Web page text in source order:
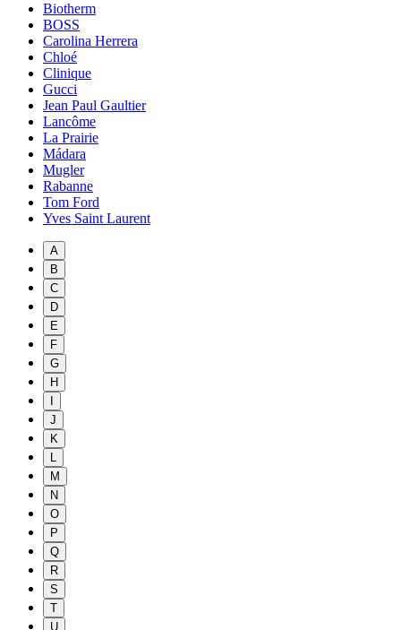
Biotherm
BOSS
Carolina Herrera
Chloé
Clinique
Gucci
Jean Paul Gaultier
Lancôme
La Prairie
Mádara
Mugler
Rabanne
Tom Ford
Yves Saint Laurent
A
B
C
D
E
F
G
H
J
K
L
M
N
O
P
Q
R
S
T
U